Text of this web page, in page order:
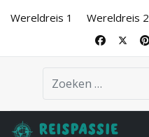
Wereldreis 1 Wereldreis 2
Zoeken